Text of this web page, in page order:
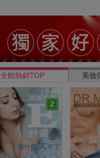
全館熱銷TOP 美妝
2